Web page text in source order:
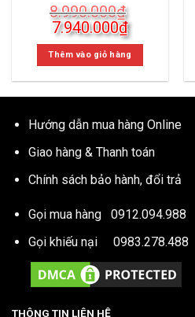
8.990.000₫
Giá
gốc
là:
7.940.000₫Giá
hiện
tại
Thêm vào giỏ hàng
Hướng dẫn mua hàng Online
Giao hàng & Thanh toán
Chính sách bảo hành, đổi trả
Gọi mua hàng 0912.094.988
Gọi khiếu nại 0983.278.488
THÔNG TIN LIÊN HỆ